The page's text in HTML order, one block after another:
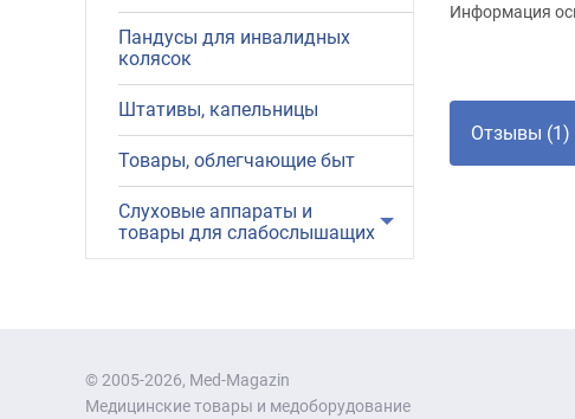
Пандусы для инвалидных
колясок
Штативы, капельницы
Товары, облегчающие быт
Слуховые аппараты и
товары для слабослышащих
Информация
Отзывы (1)
© 2005-2026, Med-Magazin
Медицинские товары и медоборудование